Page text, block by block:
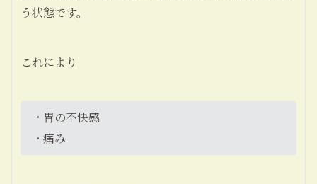
う状態です。
これにより
・胃の不快感
・痛み